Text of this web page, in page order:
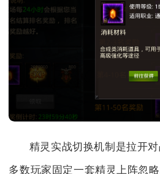
精灵实战切换机制是拉开
多数玩家固定一套精灵上阵忽